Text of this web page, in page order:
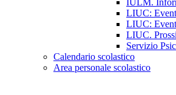
IULM.
LIUC:
LIUC:
LIUC.
Servizio
Calendario scolastico
Area personale scolastico